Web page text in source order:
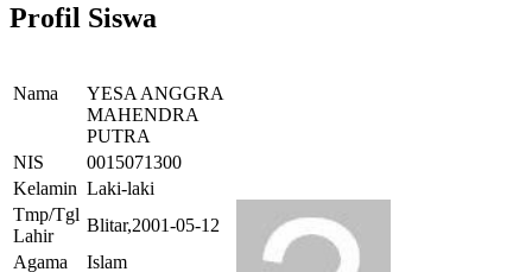
Profil Siswa
Nama
YESA ANGGRA
MAHENDRA
PUTRA
NIS
0015071300
Kelamin Laki-laki
Tmp/Tgl
Lahir
Blitar,2001-05-12
Agama
Islam